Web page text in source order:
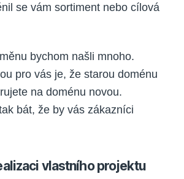
se vám sortiment nebo cílová
bychom našli mnoho.
pro vás je, že starou doménu
na doménu novou.
bát, že by vás zákazníci
vlastního projektu